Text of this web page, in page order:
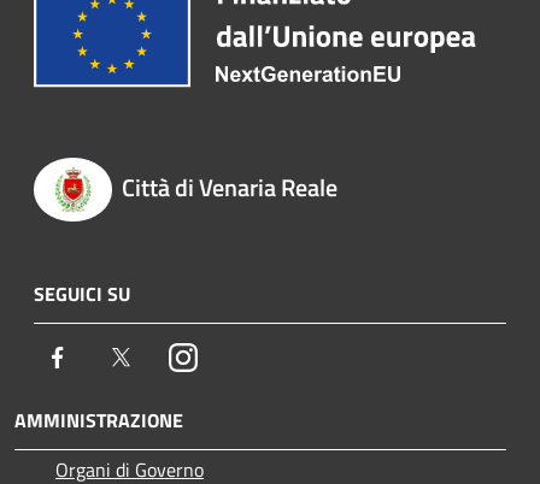
Città di Venaria Reale
SEGUICI SU
Facebook TwitterInstagram
AMMINISTRAZIONE
Organi di Governo